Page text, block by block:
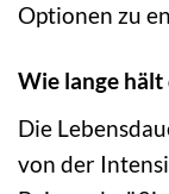
Optionen zu
Wie lange hält
Die
von der